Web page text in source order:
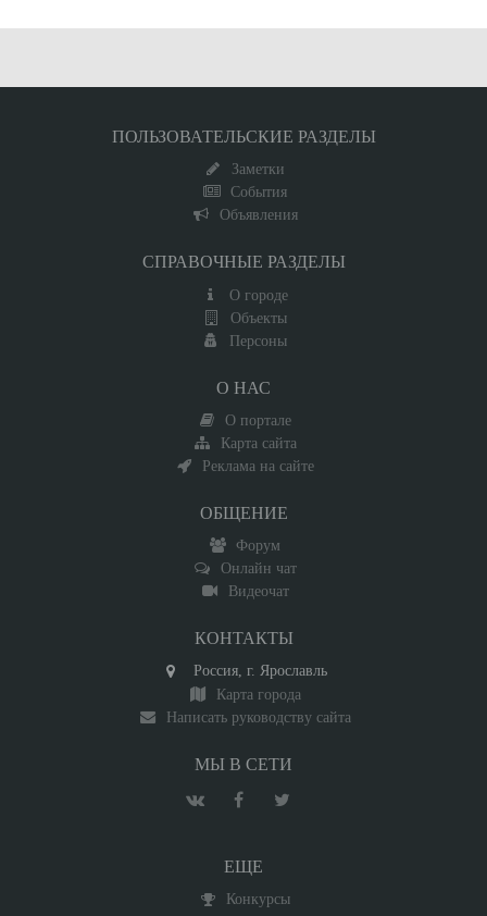
ПОЛЬЗОВАТЕЛЬСКИЕ РАЗДЕЛЫ
Заметки
События
Объявления
СПРАВОЧНЫЕ РАЗДЕЛЫ
О городе
Объекты
Персоны
О НАС
О портале
Карта сайта
Реклама на сайте
ОБЩЕНИЕ
Форум
Онлайн чат
Видеочат
КОНТАКТЫ
Россия, г. Ярославль
Карта города
Написать руководству сайта
МЫ В СЕТИ
ЕЩЕ
Конкурсы